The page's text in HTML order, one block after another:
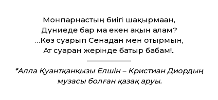
Монпарнастың биігі шақырмаған,
Дүниеде бар ма екен ақын ғалам?
…Көз суарып Сенадан мен отырмын,
Ат суарған жерінде батыр бабам!..
——————
*Алла Қуантқанқызы Елшін – Кристиан Диордың
музасы болған қазақ аруы.